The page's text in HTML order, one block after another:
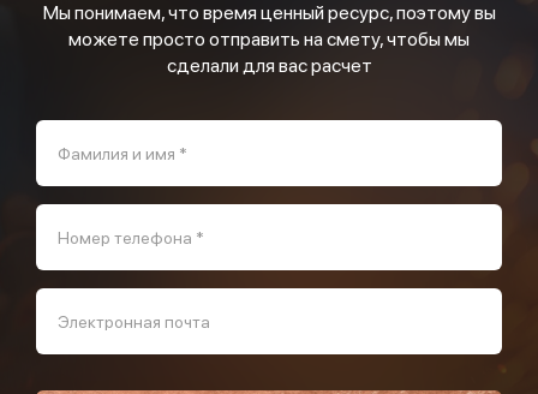
Мы понимаем, что время ценный ресурс, поэтому вы
можете просто отправить на смету, чтобы мы
сделали для вас расчет
Фамилия и имя *
Номер телефона *
Электронная почта